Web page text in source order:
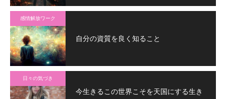
感情解放ワーク
自分の資質を良く知ること
日々の気づき
今生きるこの世界こそを天国にする生き